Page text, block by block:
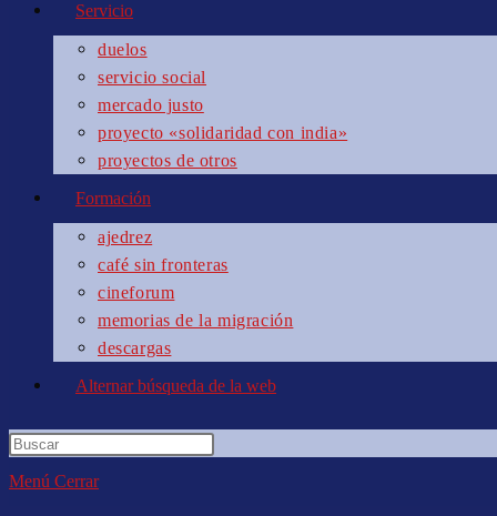
Servicio
duelos
servicio social
mercado justo
proyecto «solidaridad con india»
proyectos de otros
Formación
ajedrez
café sin fronteras
cineforum
memorias de la migración
descargas
Alternar búsqueda de la web
Menú Cerrar